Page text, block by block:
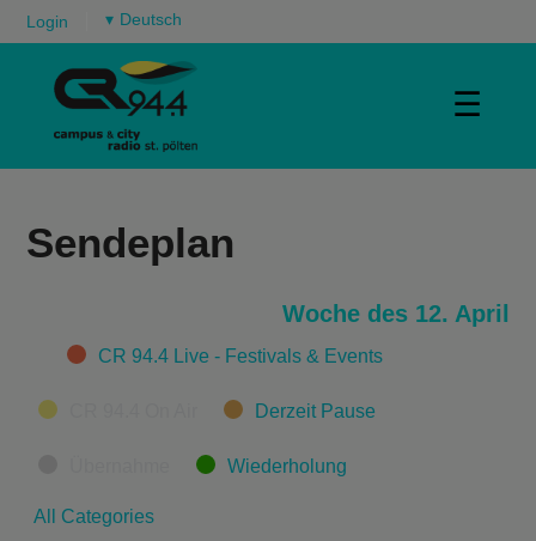
Login ▾
☰
Sendeplan
Woche des 12. April
CategoriesCR 94.4 Live - Festivals & Events
Derzeit Pause
Wiederholung
All Categories